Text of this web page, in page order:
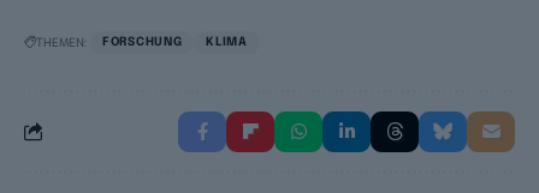
THEMEN: FORSCHUNG KLIMA